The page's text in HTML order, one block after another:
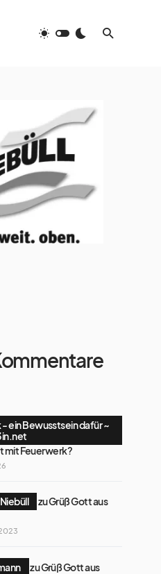
ein Bewusstsein dafür ~
mit Feuerwerk?
zuGrüß Gott aus
zuGrüß Gott aus